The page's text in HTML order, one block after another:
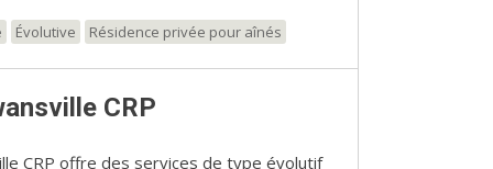
Évolutive Résidence privée pour aînés
CRP
CRP offre des services de type évolutif